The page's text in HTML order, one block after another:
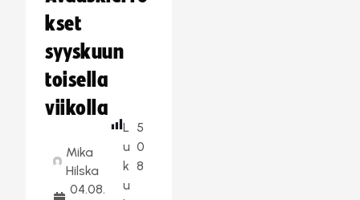
kset
syyskuun
toisella
viikolla
Mika
Hilska
04.08.
L
u
k
u
5
0
8